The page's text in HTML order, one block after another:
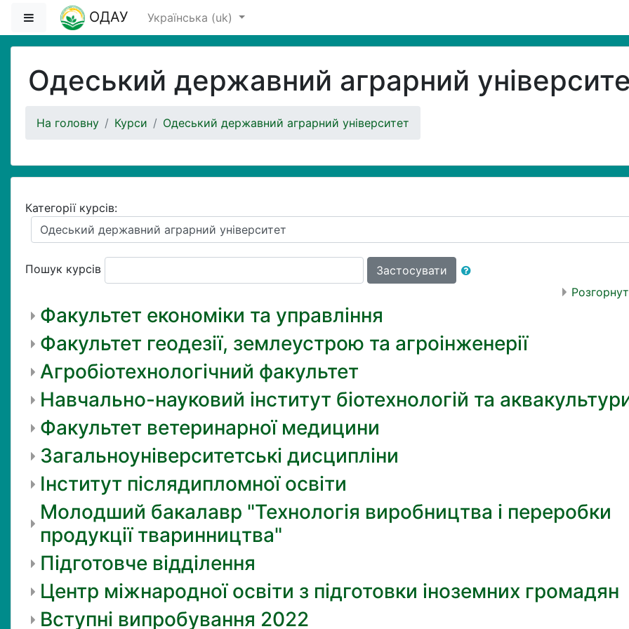
Перейти до головного вмісту
Бокова панель
ОДАУ Українська ‎(uk)‎
Одеський державний аграрний
На головну Курси Одеський державний аграрний університет
Категорії курсів:
Пошук курсів
Застосувати
Факультет економіки та управління
Факультет геодезії, землеустрою та агроінженерії
Агробіотехнологічний факультет
Навчально-науковий інститут біотехнологій та
Факультет ветеринарної медицини
Загальноуніверситетські дисципліни
Інститут післядипломної освіти
Молодший бакалавр "Технологія виробництва і переробки
продукції тваринництва"
Підготовче відділення
Центр міжнародної освіти з підготовки іноземних громадян
Вступні випробування 2022